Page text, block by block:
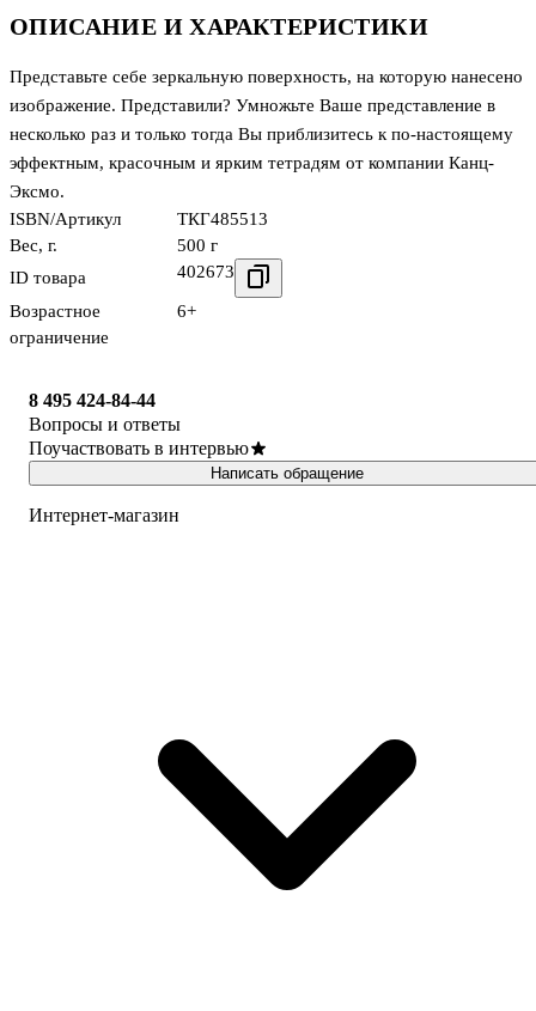
ОПИСАНИЕ И ХАРАКТЕРИСТИКИ
Представьте себе зеркальную поверхность, на которую нанесено
изображение. Представили? Умножьте Ваше представление в
несколько раз и только тогда Вы приблизитесь к по-настоящему
эффектным, красочным и ярким тетрадям от компании Канц-
Эксмо.
ISBN/Артикул
ТКГ485513
Вес, г.
500 г
ID товара
402673
Возрастное
ограничение
6+
8 495 424-84-44
Вопросы и ответы
Поучаствовать в интервью
Написать обращение
Интернет-магазин